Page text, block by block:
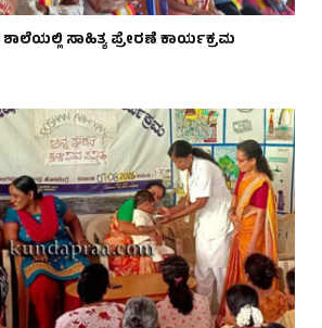
ಸಾಹಿತ್ಯ ಪ್ರೇರಣೆ ಕಾರ್ಯಕ್ರಮ